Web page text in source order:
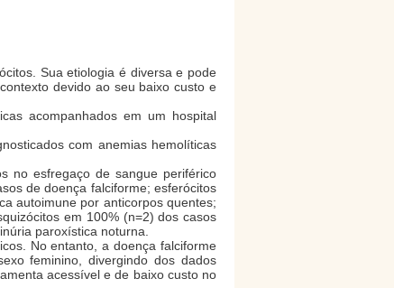
Sua etiologia é diversa e pode
devido ao seu baixo custo e
acompanhados em um hospital
com anemias hemolíticas
no esfregaço de sangue periférico
de doença falciforme; esferócitos
autoimune por anticorpos quentes;
em 100% (n=2) dos casos
paroxística noturna.
No entanto, a doença falciforme
feminino, divergindo dos dados
acessível e de baixo custo no